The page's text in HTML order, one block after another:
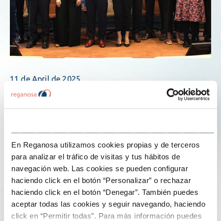
En Reganosa utilizamos cookies propias y de terceros
para analizar el tráfico de visitas y tus hábitos de
navegación web. Las cookies se pueden configurar
haciendo click en el botón “Personalizar” o rechazar
haciendo click en el botón “Denegar”. También puedes
aceptar todas las cookies y seguir navegando, haciendo
click en “Permitir todas”. Para más información puedes
11 de April de 2025
Reganosa, on the new board of Gasnam-
The technology platform Gasnam-Neutral Transport
has just renewed its board of directors, reinforcing its
commitment to renewable gases as a key driver for
transforming the land and maritime transport sectors,
especially those that are difficult to electrify. The
association promotes the use of biomethane, renewable